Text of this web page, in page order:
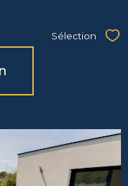
Sélection